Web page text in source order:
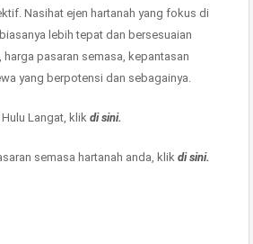
Nasihat ejen hartanah yang fokus di
lebih tepat dan bersesuaian
harga pasaran semasa, kepantasan
yang berpotensi dan sebagainya.
Langat, klik di sini.
semasa hartanah anda, klik di sini.